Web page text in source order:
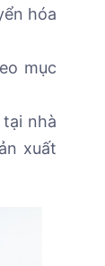
hóa
mục
nhà
xuất